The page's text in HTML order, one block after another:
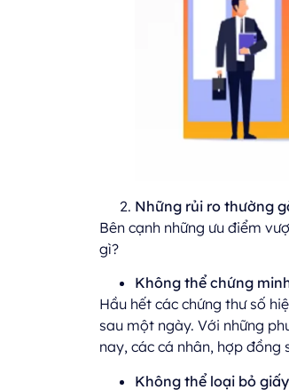
Những rủi ro thường
Bên cạnh những ưu điểm
gì?
Không thể chứng
Hầu hết các chứng thư số
sau một ngày. Với những
nay, các cá nhân, hợp đồng
Không thể loại bỏ